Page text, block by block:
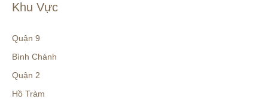
Khu Vực
Quận 9
Bình Chánh
Quận 2
Hồ Tràm